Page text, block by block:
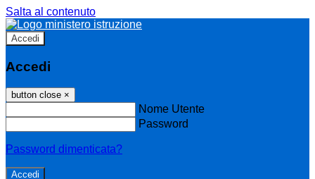
Salta al contenuto
Accedi
Accedi
button close ×
Nome Utente
Password
Password dimenticata?